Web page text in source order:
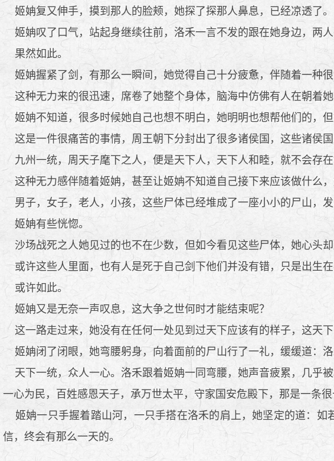
姬姌复又伸手，摸到那人的脸颊，她探了探那人鼻息，已经凉透了。
姬姌叹了口气，站起身继续往前，洛禾一言不发的跟在她身边，两人
果然如此。
姬姌握紧了剑，有那么一瞬间，她觉得自己十分疲惫，伴随着一种很
这种无力来的很迅速，席卷了她整个身体，脑海中仿佛有人在朝着她
姬姌不知道，很多时候她自己也想不明白，她明明也想帮他们的，但
这是一件很痛苦的事情，周王朝下分封出了很多诸侯国，这些诸侯
九州一统，周天子麾下之人，便是天下人，天下人和睦，就不会存
这种无力感伴随着姬姌，甚至让姬姌不知道自己接下来应该做什么，
男子，女子，老人，小孩，这些尸体已经堆成了一座小小的尸山，
姬姌有些恍惚。
沙场战死之人她见过的也不在少数，但如今看见这些尸体，她心头却
或许这些人里面，也有人是死于自己剑下他们并没有错，只是出生
或许如此。
姬姌又是无奈一声叹息，这大争之世何时才能结束呢？
这一路走过来，她没有在任何一处见到过天下应该有的样子，这天
姬姌闭了闭眼，她弯腰躬身，向着面前的尸山行了一礼，缓缓道：
天下一统，众人一心。洛禾跟着姬姌一同弯腰，她声音疲累，几乎
一心为民，百姓感恩天子，承万世太平，守家国安危殿下，那是一条
姬姌一只手握着踏山河，一只手搭在洛禾的肩上，她坚定的道：如
信，终会有那么一天的。